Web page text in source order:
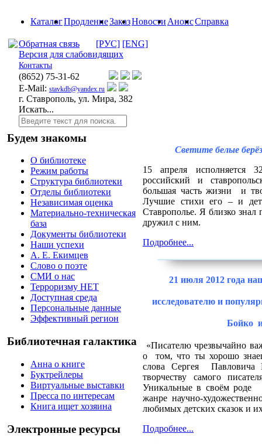
КаталогПродлениеЗаказНовости АнонсСправка
Обратная связь [РУС] [ENG]
Версия для слабовидящих
Контакты
(8652) 75-31-62
E-Mail: stavkdb@yandex.ru
г. Ставрополь, ул. Мира, 382
Искать...
Будем знакомы
О библиотеке
Режим работы
Структура библиотеки
Отделы библиотеки
Независимая оценка
Материально-техническая
база
Документы библиотеки
Наши успехи
А. Е. Екимцев
Слово о поэте
СМИ о нас
Терроризму НЕТ
Доступная среда
Персональные данные
Эффективный регион
Библиотечная галактика
Анна о книге
Буктрейлеры
Виртуальные выставки
Пресса по интересам
Книга ищет хозяина
Электронные ресурсы
Светите белые
15
апреля исполняется
российский
и
большая часть жизни
и
Лучшие стихи его – и
Ставрополье. Я близко знал
дружил с ним.
Подробнее...
21 июля 2012 года
исследователю и
Бойко
«Писателю чрезвычайно
о
том, что ты хорошо
слова Сергея
Павловича
творчеству самого
Уникальные в своём роде
жанре научно-
любимых детских сказок и
Подробнее...